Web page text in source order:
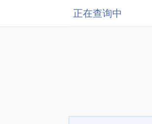
正在查询中